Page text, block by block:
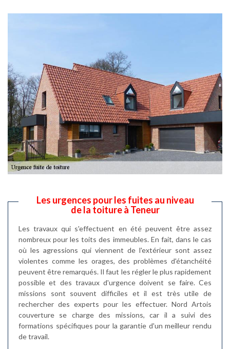
Les urgences pour les fuites au niveau
de la toiture à Teneur
Les travaux qui s'effectuent en été peuvent être assez
nombreux pour les toits des immeubles. En fait, dans le cas
où les agressions qui viennent de l'extérieur sont assez
violentes comme les orages, des problèmes d'étanchéité
peuvent être remarqués. Il faut les régler le plus rapidement
possible et des travaux d'urgence doivent se faire. Ces
missions sont souvent difficiles et il est très utile de
rechercher des experts pour les effectuer. Nord Artois
couverture se charge des missions, car il a suivi des
formations spécifiques pour la garantie d'un meilleur rendu
de travail.